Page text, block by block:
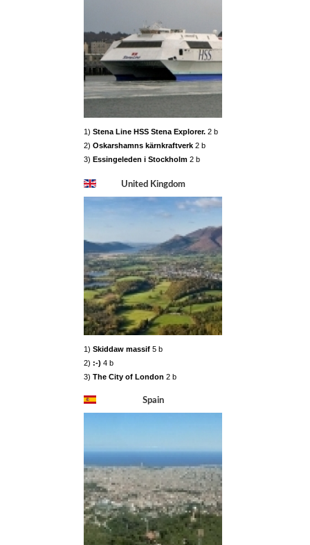
1) Stena Line HSS Stena Explorer. 2 b
2) Oskarshamns kärnkraftverk 2 b
3) Essingeleden i Stockholm 2 b
United Kingdom
1) Skiddaw massif 5 b
2) :-) 4 b
3) The City of London 2 b
Spain